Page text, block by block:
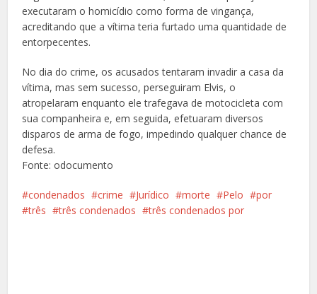
executaram o homicídio como forma de vingança,
acreditando que a vítima teria furtado uma quantidade de
entorpecentes.
No dia do crime, os acusados tentaram invadir a casa da
vítima, mas sem sucesso, perseguiram Elvis, o
atropelaram enquanto ele trafegava de motocicleta com
sua companheira e, em seguida, efetuaram diversos
disparos de arma de fogo, impedindo qualquer chance de
defesa.
Fonte: odocumento
condenados crime Jurídico morte Pelo
por
três
três condenados três condenados por